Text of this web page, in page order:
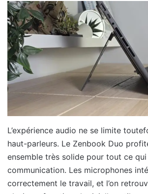
L’expérience audio ne se limite
haut-parleurs. Le Zenbook Duo
ensemble très solide pour tout ce
communication. Les microphones
correctement le travail, et l’on